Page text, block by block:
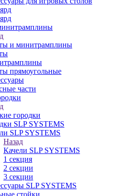
и минитрамплины
прямоугольные
части
городки
SLP SYSTEMS
SLP SYSTEMS
Назад
Качели SLP SYSTEMS
1 секция
2 секции
3 секции
SLP SYSTEMS
стойки